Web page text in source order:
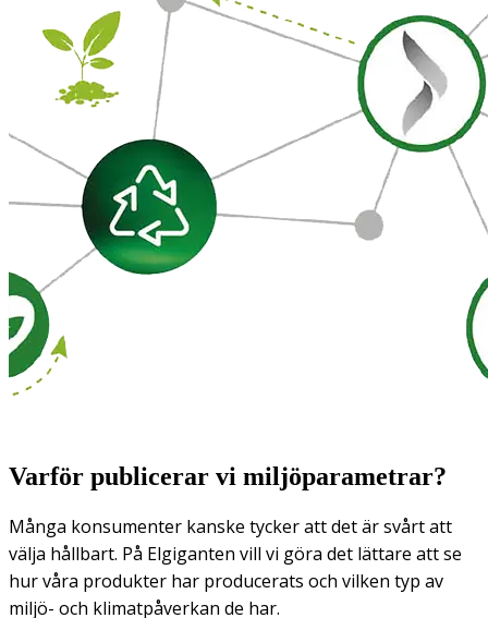
Varför publicerar vi miljöparametrar?
Många konsumenter kanske tycker att det är svårt att
välja hållbart. På Elgiganten vill vi göra det lättare att se
hur våra produkter har producerats och vilken typ av
miljö- och klimatpåverkan de har.